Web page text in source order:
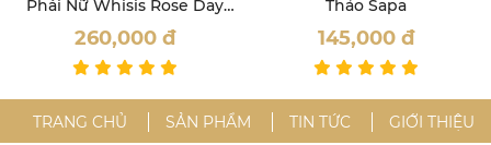
Phái Nữ Whisis Rose Day
Inner Perfume
260,000 đ
Thảo Sapa
145,000 đ
TRANG CHỦ SẢN PHẨM TIN TỨC GIỚI THIỆU